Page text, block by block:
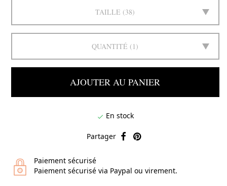
TAILLE 38
QUANTITÉ 1
AJOUTER AU PANIER
 En stock
Partager
Paiement sécurisé
Paiement sécurisé via Paypal ou virement.